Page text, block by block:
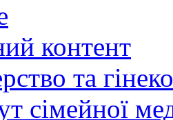
контент
та
сімейної